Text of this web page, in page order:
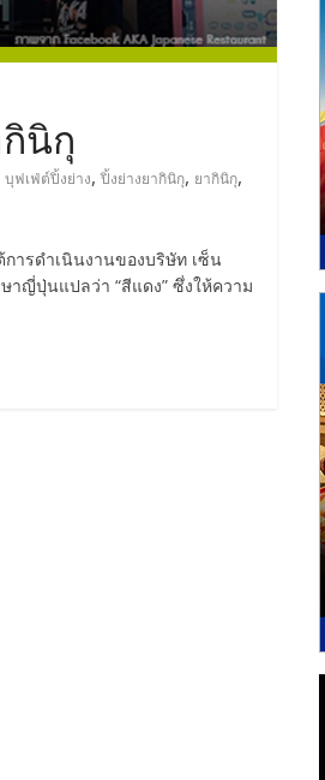
นิกุ
บุฟเฟ่ต์ปิ้งย่าง,ปิ้งย่างยากินิกุ, ยากินิกุ,
ารดำเนินงานของบริษัท เซ็น
าญี่ปุ่นแปลว่า “สีแดง” ซึ่งให้ความ